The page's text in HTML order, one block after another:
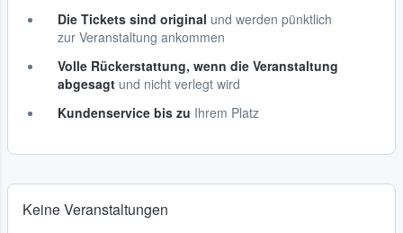
Die Tickets sind original und werden pünktlich
zur Veranstaltung ankommen
Volle Rückerstattung, wenn die Veranstaltung
abgesagt und nicht verlegt wird
Kundenservice bis zu Ihrem Platz
Keine Veranstaltungen